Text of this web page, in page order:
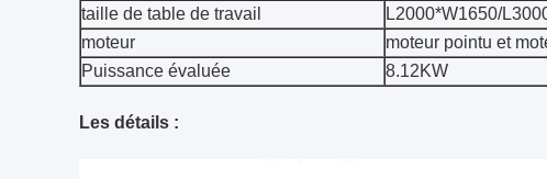
taille de table de travail
L2000*W1650/
moteur
moteur pointu et
Puissance évaluée
8.12KW
Les détails :